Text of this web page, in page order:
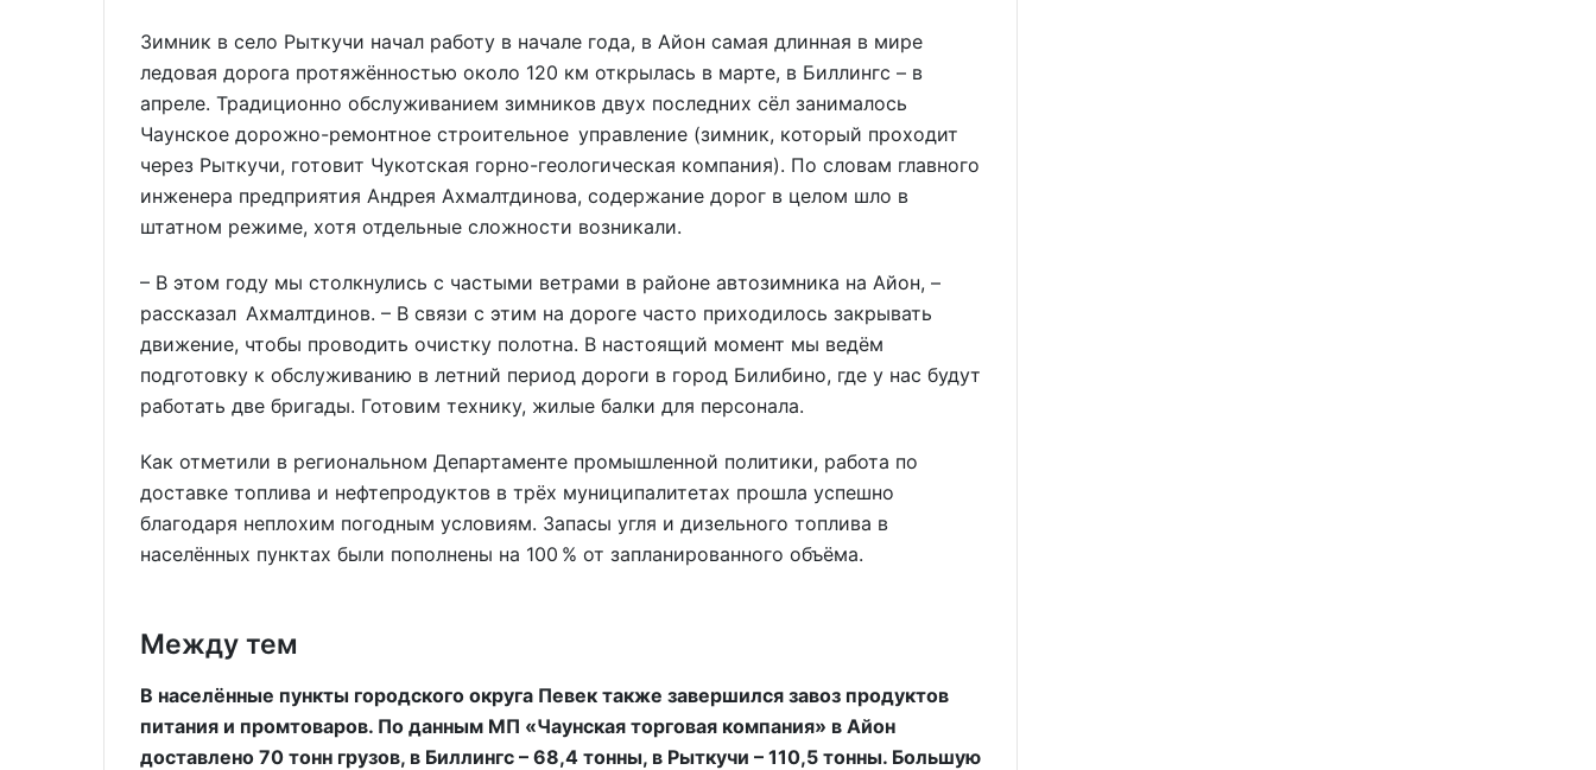
Зимник в село Рыткучи начал работу в начале года, в Айон самая длинная в мире
ледовая дорога протяжённостью около 120 км открылась в марте, в Биллингс – в
апреле. Традиционно обслуживанием зимников двух последних сёл занималось
Чаунское дорожно-ремонтное строительное управление (зимник, который проходит
через Рыткучи, готовит Чукотская горно-геологическая компания). По словам главного
инженера предприятия Андрея Ахмалтдинова, содержание дорог в целом шло в
штатном режиме, хотя отдельные сложности возникали.
– В этом году мы столкнулись с частыми ветрами в районе автозимника на Айон, –
рассказал Ахмалтдинов. – В связи с этим на дороге часто приходилось закрывать
движение, чтобы проводить очистку полотна. В настоящий момент мы ведём
подготовку к обслуживанию в летний период дороги в город Билибино, где у нас будут
работать две бригады. Готовим технику, жилые балки для персонала.
Как отметили в региональном Департаменте промышленной политики, работа по
доставке топлива и нефтепродуктов в трёх муниципалитетах прошла успешно
благодаря неплохим погодным условиям. Запасы угля и дизельного топлива в
населённых пунктах были пополнены на 100 % от запланированного объёма.
Между тем
В населённые пункты городского округа Певек также завершился завоз продуктов
питания и промтоваров. По данным МП «Чаунская торговая компания» в Айон
доставлено 70 тонн грузов, в Биллингс – 68,4 тонны, в Рыткучи – 110,5 тонны. Большую